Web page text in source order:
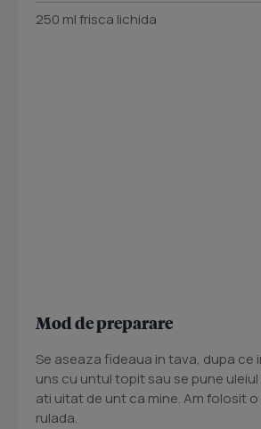
250 ml frisca lichida
Mod de preparare
Se aseaza fideaua in tava, dupa ce
uns cu untul topit sau se pune
ati uitat de unt ca mine. Am folosit
rulada.